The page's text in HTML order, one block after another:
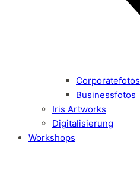
Corporatefotos
Businessfotos
Iris Artworks
Digitalisierung
Workshops